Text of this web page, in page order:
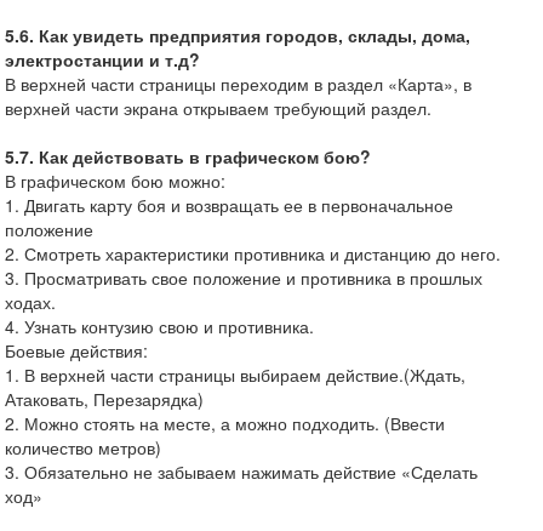
5.6. Как увидеть предприятия городов, склады, дома,
электростанции и т.д?
В верхней части страницы переходим в раздел «Карта», в
верхней части экрана открываем требующий раздел.
5.7. Как действовать в графическом бою?
В графическом бою можно:
1. Двигать карту боя и возвращать ее в первоначальное
положение
2. Смотреть характеристики противника и дистанцию до него.
3. Просматривать свое положение и противника в прошлых
ходах.
4. Узнать контузию свою и противника.
Боевые действия:
1. В верхней части страницы выбираем действие.(Ждать,
Атаковать, Перезарядка)
2. Можно стоять на месте, а можно подходить. (Ввести
количество метров)
3. Обязательно не забываем нажимать действие «Сделать
ход»